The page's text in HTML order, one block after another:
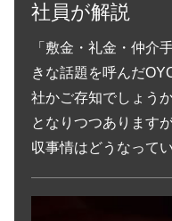
社員が解説
「敷金・礼金・仲介
きな話題を呼んだ
社かご存知でしょう
となりつつあります
収事情はどうなって